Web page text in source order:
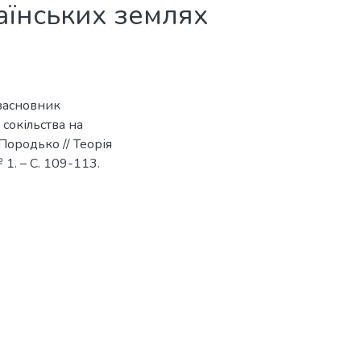
землях
на
// Теорія
1. – С. 109-113.